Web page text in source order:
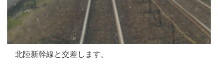
北陸新幹線と交差します。